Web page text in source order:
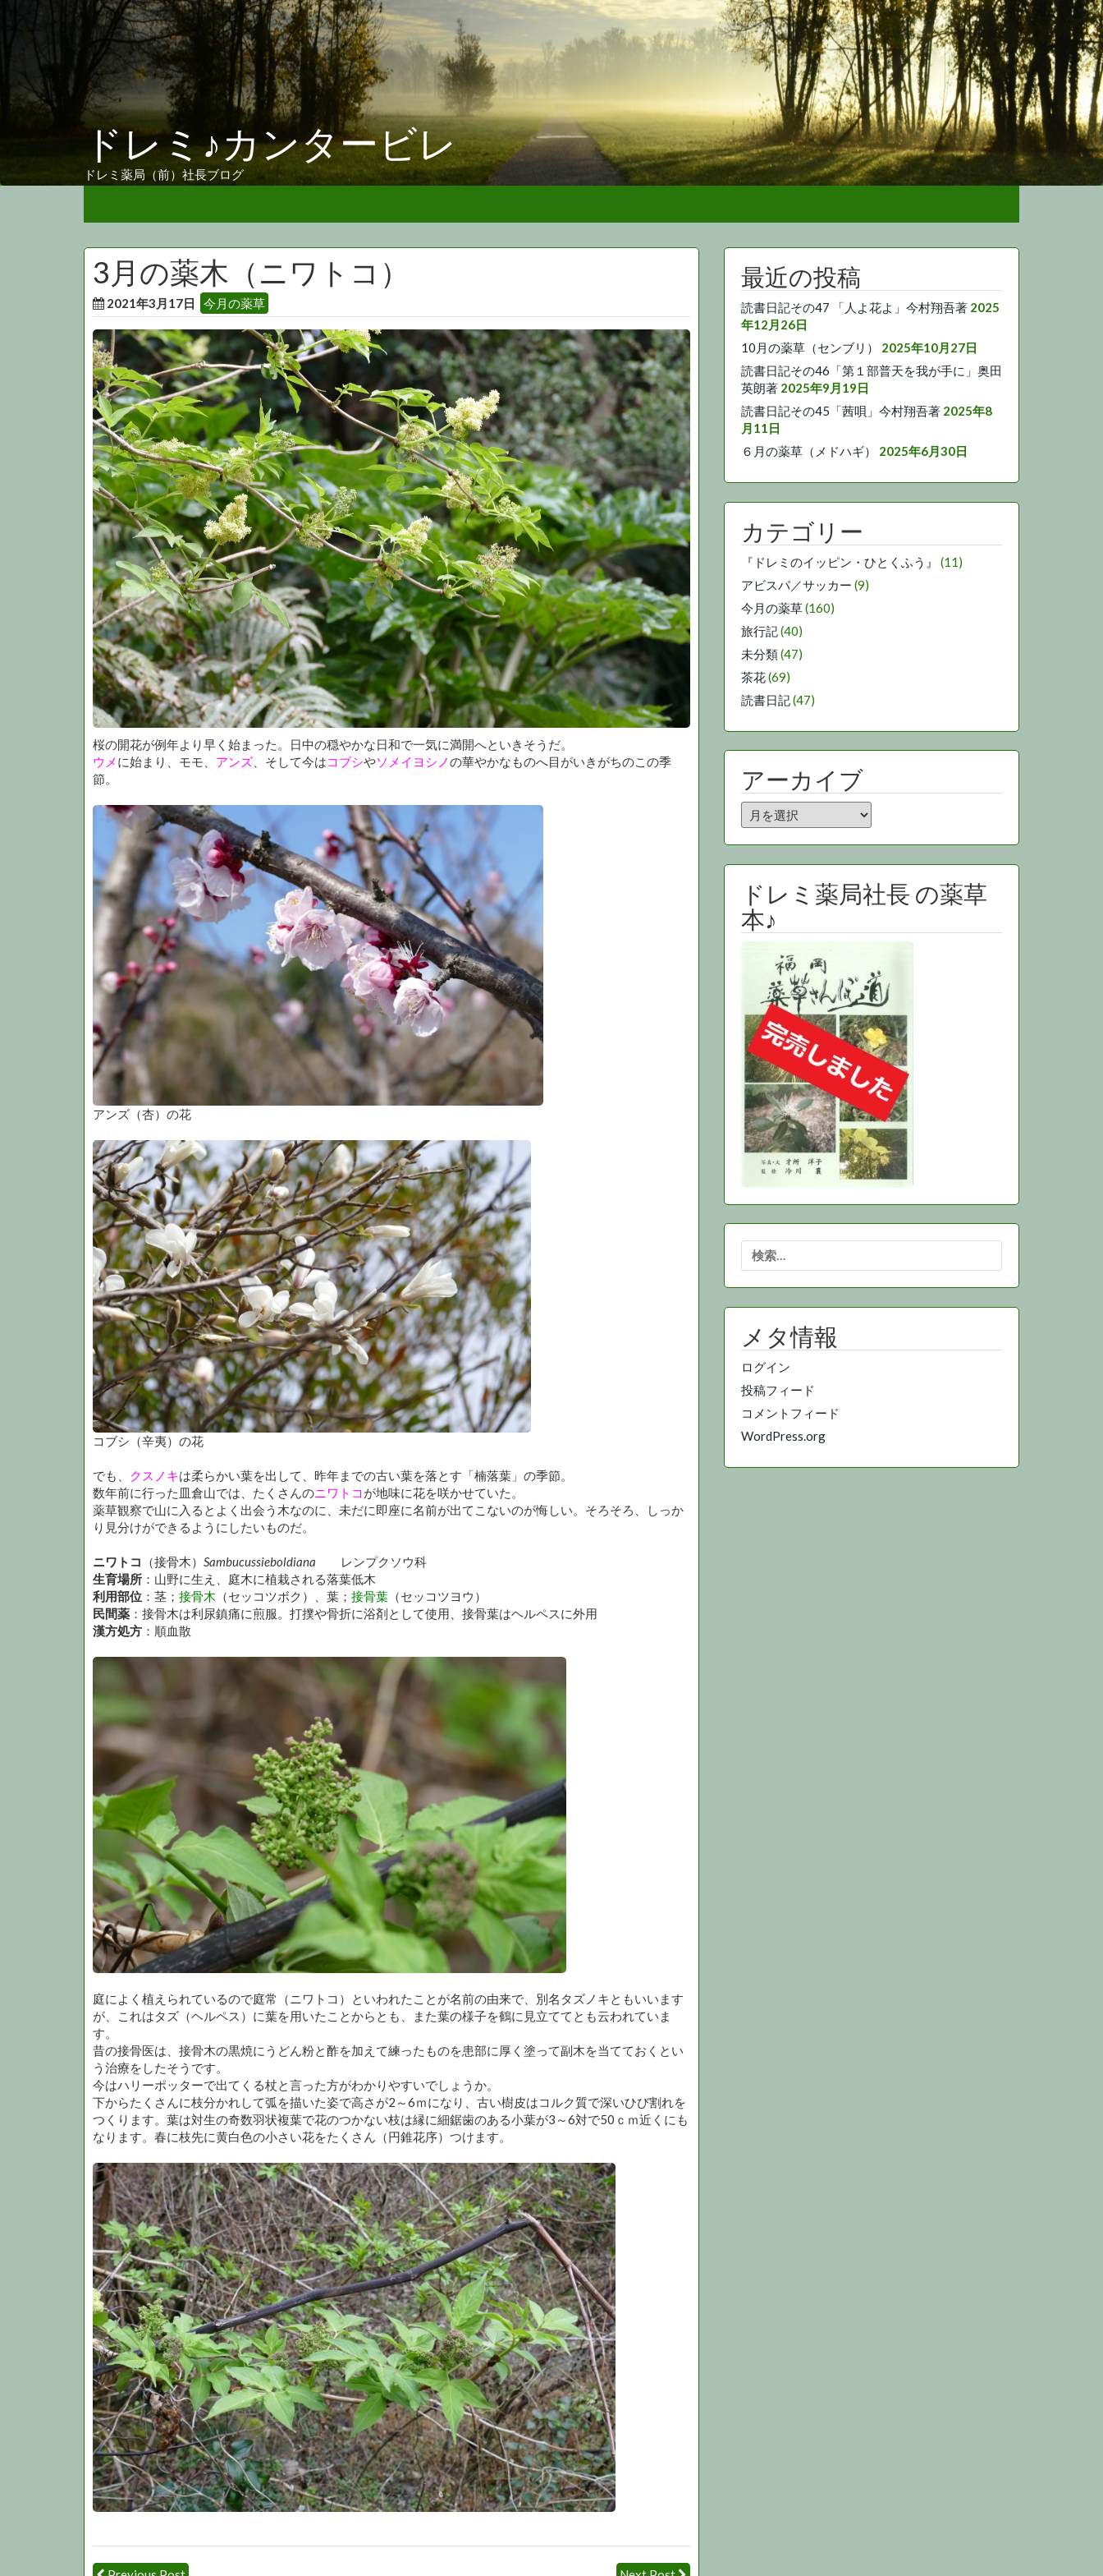
ドレミ♪カンタービレ
ドレミ薬局（前）社長ブログ
3月の薬木（ニワトコ）
2021年3月17日 今月の薬草
桜の開花が例年より早く始まった。日中の穏やかな日和で一気に満開へといきそうだ。
ウメ に始まり、モモ、 アンズ 、そして今はコブシやソメイヨシノの華やかなものへ目がいきがちのこの季
節。
アンズ（杏）の花
コブシ（辛夷）の花
でも、 クスノキは柔らかい葉を出して、昨年までの古い葉を落とす「楠落葉」の季節。
数年前に行った皿倉山では、たくさんのニワトコ が地味に花を咲かせていた。
薬草観察で山に入るとよく出会う木なのに、未だに即座に名前が出てこないのが悔しい。そろそろ、しっか
り見分けができるようにしたいものだ。
ニワトコ （接骨木） Sambucussieboldiana
レンプクソウ科
生育場所 ：山野に生え、庭木に植栽される落葉低木
利用部位 ：茎； 接骨木 （セッコツボク）、葉； 接骨葉 （セッコツヨウ）
民間薬 ：接骨木は利尿鎮痛に煎服。打撲や骨折に浴剤として使用、接骨葉はヘルペスに外用
漢方処方 ：順血散
庭によく植えられているので庭常（ニワトコ）といわれたことが名前の由来で、別名タズノキともいいます
が、これはタズ（ヘルペス）に葉を用いたことからとも、また葉の様子を鶴に見立ててとも云われていま
す。
昔の接骨医は、接骨木の黒焼にうどん粉と酢を加えて練ったものを患部に厚く塗って副木を当てておくとい
う治療をしたそうです。
今はハリーポッターで出てくる杖と言った方がわかりやすいでしょうか。
下からたくさんに枝分かれして弧を描いた姿で高さが2～6ｍになり、古い樹皮はコルク質で深いひび割れを
つくります。葉は対生の奇数羽状複葉で花のつかない枝は縁に細鋸歯のある小葉が3～6対で50ｃｍ近くにも
なります。春に枝先に黄白色の小さい花をたくさん（円錐花序）つけます。
最近の投稿
読書日記その47 「人よ花よ」今村翔吾著 2025
年12月26日
10月の薬草（センブリ）
2025年10月27日
読書日記その46「第１部普天を我が手に」奥田
英朗著 2025年9月19日
読書日記その45「茜唄」今村翔吾著 2025年8
月11日
６月の薬草（メドハギ）
2025年6月30日
カテゴリー
『ドレミのイッピン・ひとくふう』
(11)
アビスパ／サッカー (9)
今月の薬草(160)
旅行記 (40)
未分類(47)
茶花(69)
読書日記 (47)
アーカイブ
ア
ー
カ
イ
ドレミ薬局社長 の薬草
本♪
索:
メタ情報
ログイン
投稿フィード
コメントフィード
WordPress.org